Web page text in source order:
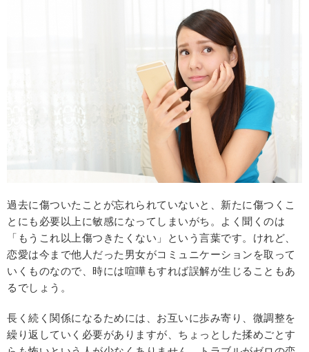
過去に傷ついたことが忘れられていないと、新たに傷つくこ
とにも必要以上に敏感になってしまいがち。よく聞くのは
「もうこれ以上傷つきたくない」という言葉です。けれど、
恋愛は今まで他人だった男女がコミュニケーションを取って
いくものなので、時には喧嘩もすれば誤解が生じることもあ
るでしょう。
長く続く関係になるためには、お互いに歩み寄り、微調整を
繰り返していく必要がありますが、ちょっとした揉めごとす